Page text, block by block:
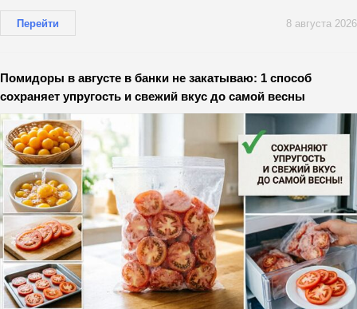
Перейти 8 августа 2026
Помидоры в августе в банки не закатываю: 1 способ
сохраняет упругость и свежий вкус до самой весны